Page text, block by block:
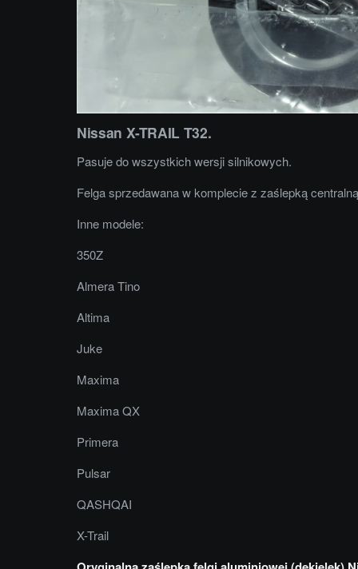
Nissan X-TRAIL T32.
Pasuje do wszystkich wersji silnikowych.
Felga sprzedawana w komplecie z zaślepką
Inne modele:
350Z
Almera Tino
Altima
Juke
Maxima
Maxima QX
Primera
Pulsar
QASHQAI
X-Trail